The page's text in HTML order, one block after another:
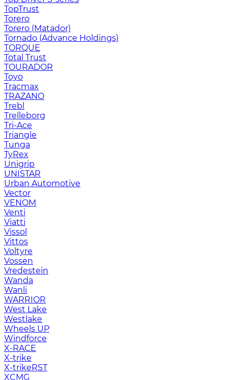
TopTrust
Torero
Torero (Matador)
Tornado (Advance Holdings)
TORQUE
Total Trust
TOURADOR
Toyo
Tracmax
TRAZANO
Trebl
Trelleborg
Tri-Ace
Triangle
Tunga
TyRex
Unigrip
UNISTAR
Urban Automotive
Vector
VENOM
Venti
Viatti
Vissol
Vittos
Voltyre
Vossen
Vredestein
Wanda
Wanli
WARRIOR
West Lake
Westlake
Wheels UP
Windforce
X-RACE
X-trike
X-trikeRST
XCMG